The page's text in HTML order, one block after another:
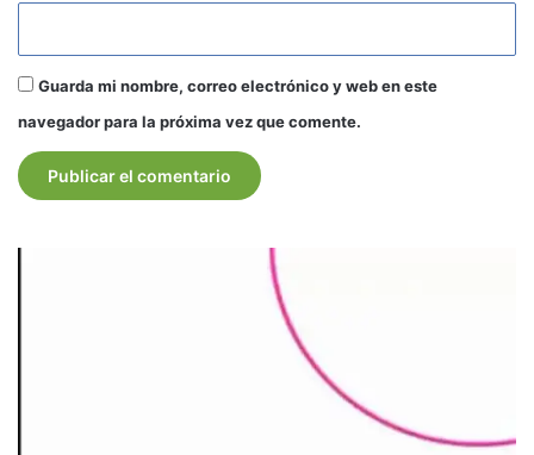
Guarda mi nombre, correo electrónico y web en este
navegador para la próxima vez que comente.